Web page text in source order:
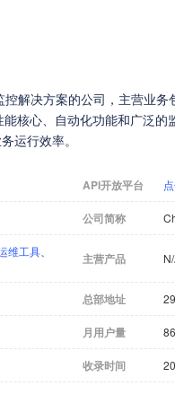
解决方案的公司，主营业
核心、自动化功能和广泛
运行效率。
API开放平台
公司简称
维工具 主营产品
总部地址
月用户量
收录时间